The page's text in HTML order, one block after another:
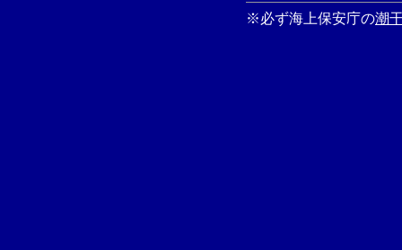
※必ず海上保安庁の潮